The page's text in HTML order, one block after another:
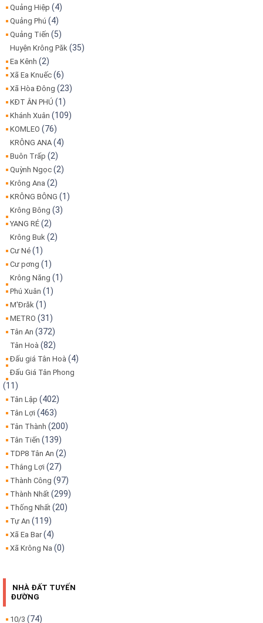
Quảng Hiệp (4)
Quảng Phú (4)
Quảng Tiến (5)
Huyện Krông Păk (35)
Ea Kênh (2)
Xã Ea Knuếc (6)
Xã Hòa Đông (23)
KĐT ÂN PHÚ (1)
Khánh Xuân (109)
KOMLEO (76)
KRÔNG ANA (4)
Buôn Trấp (2)
Quỳnh Ngọc (2)
Krông Ana (2)
KRÔNG BÔNG (1)
Krông Bông (3)
YANG RÉ (2)
Krông Buk (2)
Cư Né (1)
Cư pơng (1)
Krông Năng (1)
Phú Xuân (1)
M'Đrăk (1)
METRO (31)
Tân An (372)
Tân Hoà (82)
Đấu giá Tân Hoà (4)
Đấu Giá Tân Phong
(11)
Tân Lập (402)
Tân Lợi (463)
Tân Thành (200)
Tân Tiến (139)
TDP8 Tân An (2)
Thắng Lợi (27)
Thành Công (97)
Thành Nhất (299)
Thống Nhất (20)
Tự An (119)
Xã Ea Bar(4)
Xã Krông Na (0)
NHÀ ĐẤT TUYẾN
ĐƯỜNG
10/3 (74)